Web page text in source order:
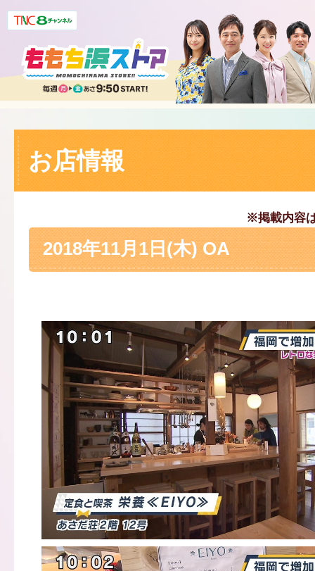
お店情報
※掲載内容
2018年11月1日(木) OA